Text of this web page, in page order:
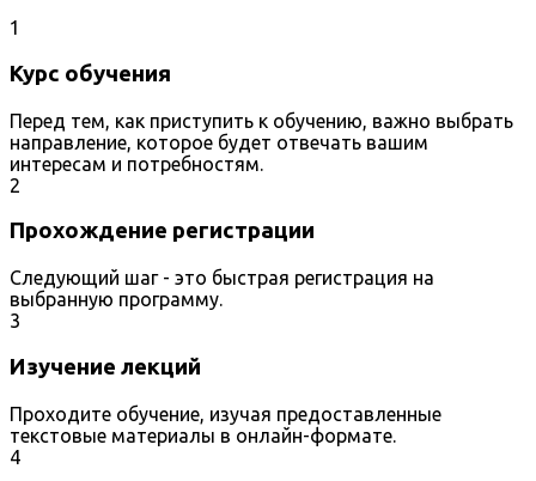
1
Курс обучения
Перед тем, как приступить к обучению, важно выбрать
направление, которое будет отвечать вашим
интересам и потребностям.
2
Прохождение регистрации
Следующий шаг - это быстрая регистрация на
выбранную программу.
3
Изучение лекций
Проходите обучение, изучая предоставленные
текстовые материалы в онлайн-формате.
4